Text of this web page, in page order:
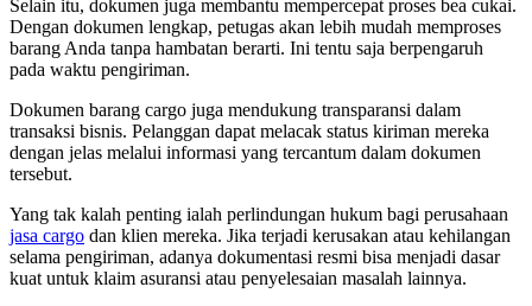
Selain itu, dokumen juga membantu mempercepat proses bea cukai.
Dengan dokumen lengkap, petugas akan lebih mudah memproses
barang Anda tanpa hambatan berarti. Ini tentu saja berpengaruh
pada waktu pengiriman.
Dokumen barang cargo juga mendukung transparansi dalam
transaksi bisnis. Pelanggan dapat melacak status kiriman mereka
dengan jelas melalui informasi yang tercantum dalam dokumen
tersebut.
Yang tak kalah penting ialah perlindungan hukum bagi perusahaan
jasa cargo dan klien mereka. Jika terjadi kerusakan atau kehilangan
selama pengiriman, adanya dokumentasi resmi bisa menjadi dasar
kuat untuk klaim asuransi atau penyelesaian masalah lainnya.